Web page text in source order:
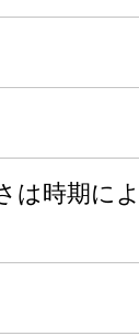
時期に